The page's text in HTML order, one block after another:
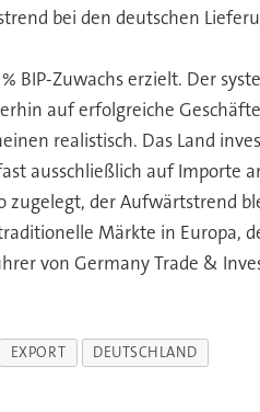
bei den deutschen
BIP-Zuwachs erzielt. Der
auf erfolgreiche
realistisch. Das Land
ausschließlich auf Importe
zugelegt, der Aufwärtstrend
Märkte in Europa,
von Germany Trade &
EXPORT DEUTSCHLAND